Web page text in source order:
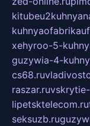
xehyroo-5-
guzywia-4-
cs68.ru
raszar.ru
lipetsktelecom.ru
seksuzb.ru